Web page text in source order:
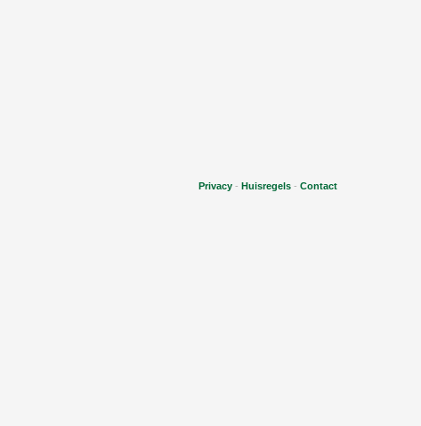
Privacy -Huisregels -Contact